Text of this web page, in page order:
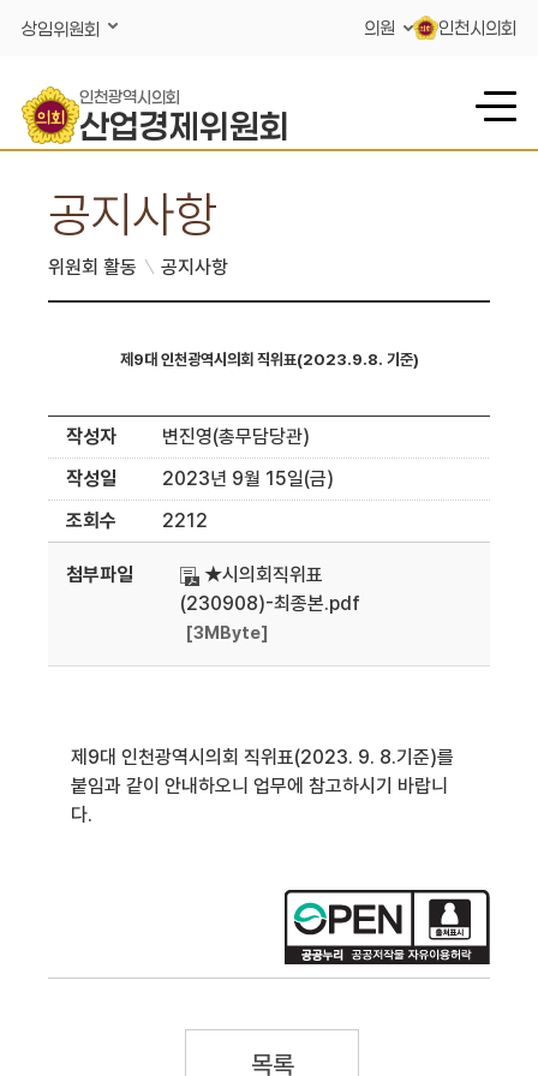
상임위원회 의원 인천시의회
인천광역시의회
산업경제위원회
공지사항
위원회 활동 공지사항
제9대 인천광역시의회 직위표(2023.9.8. 기준)
작성자
변진영(총무담당관)
작성일
2023년 9월 15일(금)
조회수
2212
첨부파일
★시의회직위표
(230908)-최종본.pdf
[3MByte]
제9대 인천광역시의회 직위표(2023. 9. 8.기준)를
붙임과 같이 안내하오니 업무에 참고하시기 바랍니
다.
목록